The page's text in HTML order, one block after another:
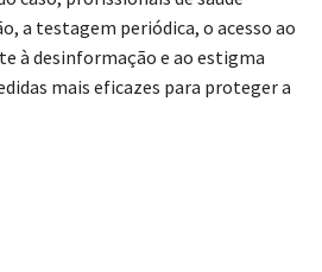
a testagem periódica, o acesso ao
à desinformação e ao estigma
mais eficazes para proteger a